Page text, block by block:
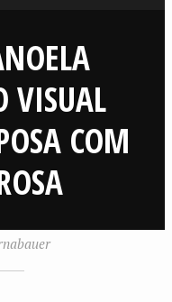
VISUAL
COM